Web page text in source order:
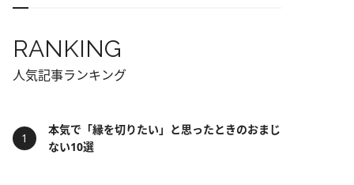
RANKING
人気記事ランキング
本気で「縁を切りたい」と思ったときのおまじ
ない10選